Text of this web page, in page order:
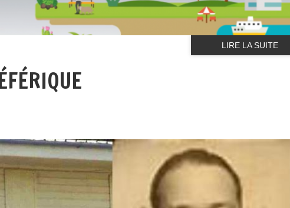
LIRE LA SUITE